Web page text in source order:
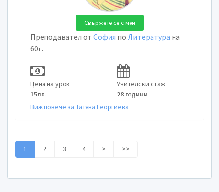
Свържете се с мен
Преподавател от София по Литература на
60г.
Цена на урок
15лв.
Учителски стаж
28 години
Виж повече за Татяна Георгиева
1 2 3 4 > >>